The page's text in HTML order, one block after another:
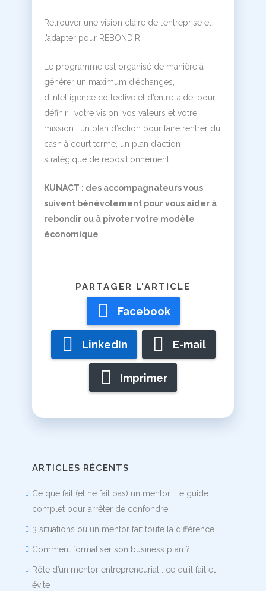
Retrouver une vision claire de l’entreprise et
l’adapter pour REBONDIR
Le programme est organisé de manière à
générer un maximum d’échanges,
d’intelligence collective et d’entre-aide, pour
définir : votre vision, vos valeurs et votre
mission , un plan d’action pour faire rentrer du
cash à court terme, un plan d’action
stratégique de repositionnement.
KUNACT : des accompagnateurs vous
suivent bénévolement pour vous aider à
rebondir ou à pivoter votre modèle
économique
Facebook
LinkedIn E-mail
Imprimer
ARTICLES RÉCENTS
Ce que fait (et ne fait pas) un mentor : le guide
complet pour arrêter de confondre
3 situations où un mentor fait toute la différence
Comment formaliser son business plan ?
Rôle d’un mentor entrepreneurial : ce qu’il fait et
évite